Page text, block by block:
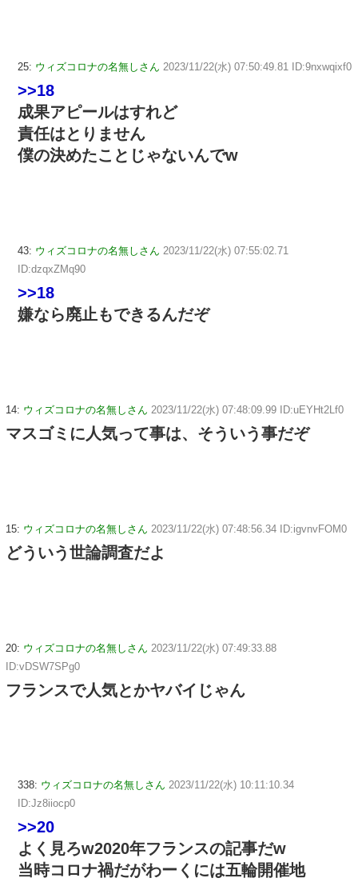
25: ウィズコロナの名無しさん 2023/11/22(水) 07:50:49.81 ID:9nxwqixf0
>>18
成果アピールはすれど
責任はとりません
僕の決めたことじゃないんでw
43: ウィズコロナの名無しさん 2023/11/22(水) 07:55:02.71
ID:dzqxZMq90
>>18
嫌なら廃止もできるんだぞ
14: ウィズコロナの名無しさん 2023/11/22(水) 07:48:09.99 ID:uEYHt2Lf0
マスゴミに人気って事は、そういう事だぞ
15: ウィズコロナの名無しさん 2023/11/22(水) 07:48:56.34 ID:igvnvFOM0
どういう世論調査だよ
20: ウィズコロナの名無しさん 2023/11/22(水) 07:49:33.88
ID:vDSW7SPg0
フランスで人気とかヤバイじゃん
338: ウィズコロナの名無しさん 2023/11/22(水) 10:11:10.34
ID:Jz8iiocp0
>>20
よく見ろw2020年フランスの記事だw
当時コロナ禍だがわーくには五輪開催地